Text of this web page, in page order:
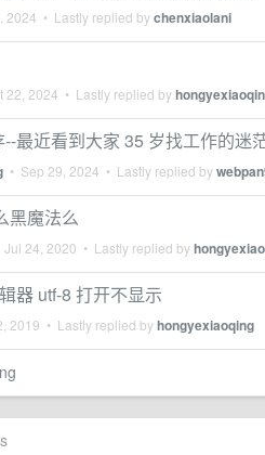
2024 • Lastly replied bychenxiaolani
22, 2024 • Lastly replied by
最近看到大家 35 岁找工作的迷
• Sep 29, 2024 • Lastly replied by
黑魔法么
Jul 24, 2020 • Lastly replied by
器 utf-8 打开不显示
2019 • Lastly replied byhongyexiaoqing